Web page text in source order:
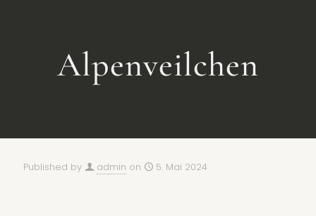
Alpenveilchen
Published by admin on 5. Mai 2024